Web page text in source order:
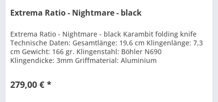
Extrema Ratio - Nightmare - black
Extrema Ratio - Nightmare - black Karambit folding knife
Technische Daten: Gesamtlänge: 19,6 cm Klingenlänge: 7,3
cm Gewicht: 166 gr. Klingenstahl: Böhler N690
Klingendicke: 3mm Griffmaterial: Aluminium
279,00 € *